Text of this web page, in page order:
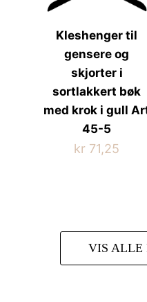
Kleshenger til
gensere og
skjorter i
sortlakkert bøk
med krok i gull
45-5
kr 71,25
VIS ALLE